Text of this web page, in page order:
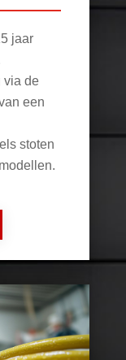
jaar
via de
een
stoten